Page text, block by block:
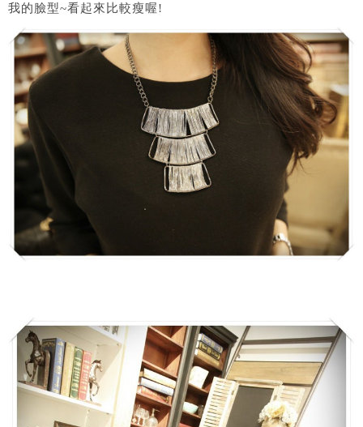
我的臉型~看起來比較瘦喔!